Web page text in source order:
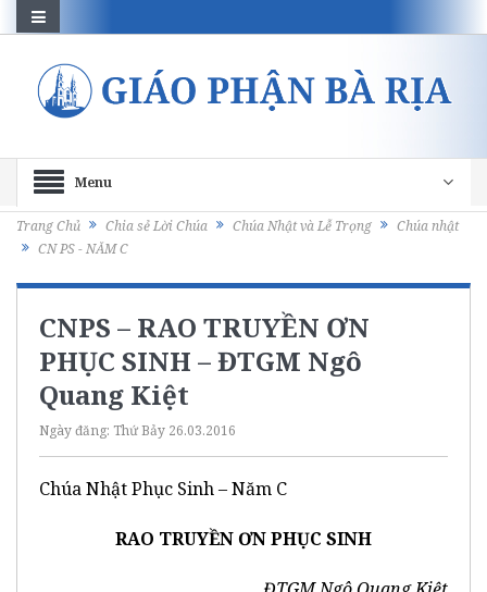
Menu
Trang Chủ Chia sẻ Lời Chúa Chúa Nhật và Lễ Trọng
Chúa nhật
CN PS - NĂM C
CNPS – RAO TRUYỀN ƠN
PHỤC SINH – ĐTGM Ngô
Quang Kiệt
Ngày đăng: Thứ Bảy 26.03.2016
Chúa Nhật Phục Sinh – Năm C
RAO TRUYỀN ƠN PHỤC SINH